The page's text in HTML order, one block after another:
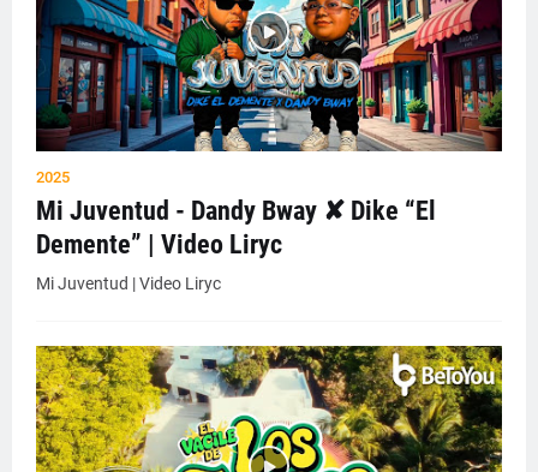
2025
Mi Juventud - Dandy Bway ✘ Dike “El
Demente” | Video Liryc
Mi Juventud | Video Liryc